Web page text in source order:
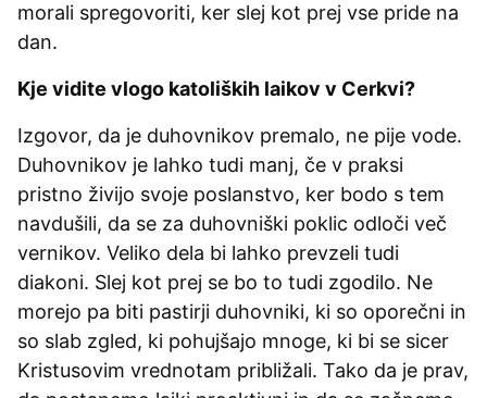
morali spregovoriti, ker slej kot prej vse pride na
dan.
Kje vidite vlogo katoliških laikov v Cerkvi?
Izgovor, da je duhovnikov premalo, ne pije vode.
Duhovnikov je lahko tudi manj, če v praksi
pristno živijo svoje poslanstvo, ker bodo s tem
navdušili, da se za duhovniški poklic odloči več
vernikov. Veliko dela bi lahko prevzeli tudi
diakoni. Slej kot prej se bo to tudi zgodilo. Ne
morejo pa biti pastirji duhovniki, ki so oporečni in
so slab zgled, ki pohujšajo mnoge, ki bi se sicer
Kristusovim vrednotam približali. Tako da je prav,